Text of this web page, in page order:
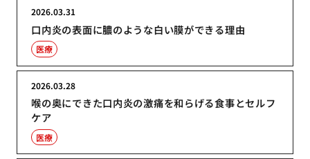
口内炎の表面に膿のような白い膜ができる理由
2026.03.31
医療
喉の奥にできた口内炎の激痛を和らげる食事とセルフ
ケア
2026.03.28
医療